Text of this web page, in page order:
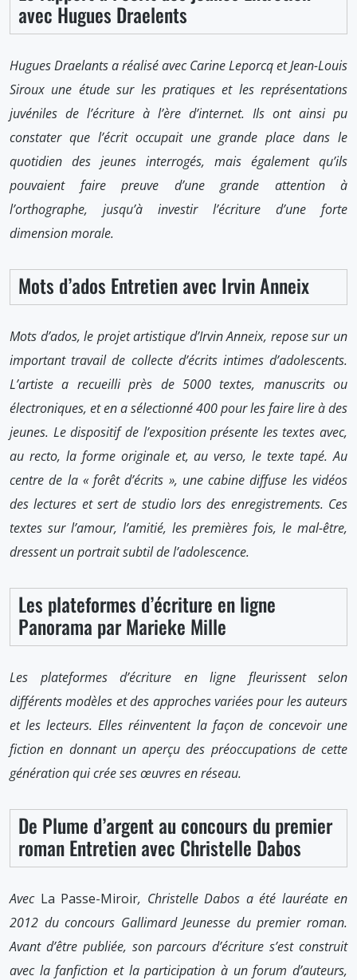
avec Hugues Draelents
Hugues Draelants a réalisé avec Carine Leporcq et Jean-Louis
Siroux une étude sur les pratiques et les représentations
juvéniles de l’écriture à l’ère d’internet. Ils ont ainsi pu
constater que l’écrit occupait une grande place dans le
quotidien des jeunes interrogés, mais également qu’ils
pouvaient faire preuve d’une grande attention à
l’orthographe, jusqu’à investir l’écriture d’une forte
dimension morale.
Mots d’ados Entretien avec Irvin Anneix
Mots d’ados, le projet artistique d’Irvin Anneix, repose sur un
important travail de collecte d’écrits intimes d’adolescents.
L’artiste a recueilli près de 5000 textes, manuscrits ou
électroniques, et en a sélectionné 400 pour les faire lire à des
jeunes. Le dispositif de l’exposition présente les textes avec,
au recto, la forme originale et, au verso, le texte tapé. Au
centre de la « forêt d’écrits », une cabine diffuse les vidéos
des lectures et sert de studio lors des enregistrements. Ces
textes sur l’amour, l’amitié, les premières fois, le mal-être,
dressent un portrait subtil de l’adolescence.
Les plateformes d’écriture en ligne
Panorama par Marieke Mille
Les plateformes d’écriture en ligne fleurissent selon
différents modèles et des approches variées pour les auteurs
et les lecteurs. Elles réinventent la façon de concevoir une
fiction en donnant un aperçu des préoccupations de cette
génération qui crée ses œuvres en réseau.
De Plume d’argent au concours du premier
roman Entretien avec Christelle Dabos
Avec La Passe-Miroir, Christelle Dabos a été lauréate en
2012 du concours Gallimard Jeunesse du premier roman.
Avant d’être publiée, son parcours d’écriture s’est construit
avec la fanfiction et la participation à un forum d’auteurs,